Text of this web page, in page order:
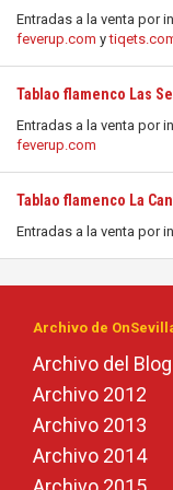
Entradas a la venta por
feverup.com y
Tablao flamenco Las
Entradas a la venta por
feverup.com
Tablao flamenco La
Entradas a la venta por
Archivo de
Archivo del Blog
Archivo 2012
Archivo 2013
Archivo 2014